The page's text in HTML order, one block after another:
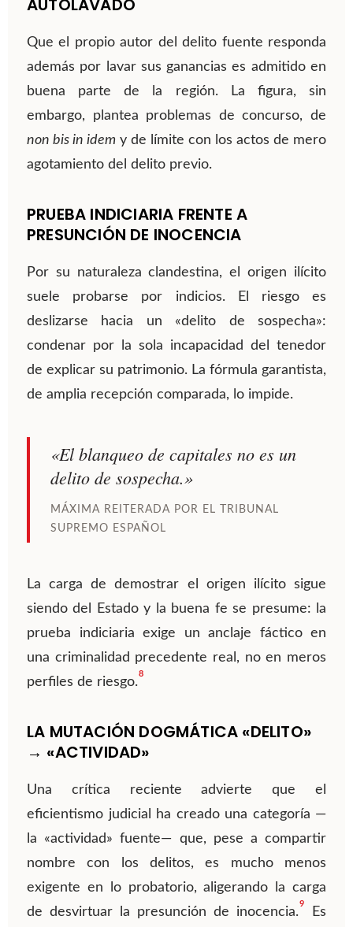
AUTOLAVADO
Que el propio autor del delito fuente responda
además por lavar sus ganancias es admitido en
buena parte de la región. La figura, sin
embargo, plantea problemas de concurso, de
non bis in idem y de límite con los actos de mero
agotamiento del delito previo.
PRUEBA INDICIARIA FRENTE A
PRESUNCIÓN DE INOCENCIA
Por su naturaleza clandestina, el origen ilícito
suele probarse por indicios. El riesgo es
deslizarse hacia un «delito de sospecha»:
condenar por la sola incapacidad del tenedor
de explicar su patrimonio. La fórmula garantista,
de amplia recepción comparada, lo impide.
«El blanqueo de capitales no es un
delito de sospecha.»
MÁXIMA REITERADA POR EL TRIBUNAL
SUPREMO ESPAÑOL
La carga de demostrar el origen ilícito sigue
siendo del Estado y la buena fe se presume: la
prueba indiciaria exige un anclaje fáctico en
una criminalidad precedente real, no en meros
perfiles de riesgo.
8
LA MUTACIÓN DOGMÁTICA «DELITO»
→ «ACTIVIDAD»
Una crítica reciente advierte que el
eficientismo judicial ha creado una categoría —
la «actividad» fuente— que, pese a compartir
nombre con los delitos, es mucho menos
exigente en lo probatorio, aligerando la carga
de desvirtuar la presunción de inocencia.
9
Es